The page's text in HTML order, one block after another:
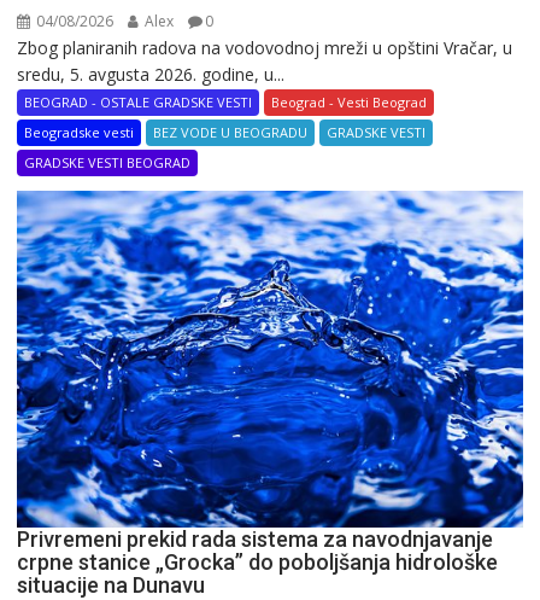
04/08/2026 Alex 0
Zbog planiranih radova na vodovodnoj mreži u opštini Vračar, u
sredu, 5. avgusta 2026. godine, u...
BEOGRAD - OSTALE GRADSKE VESTI
Beograd - Vesti Beograd
Beogradske vesti
BEZ VODE U BEOGRADU
GRADSKE VESTI
GRADSKE VESTI BEOGRAD
Privremeni prekid rada sistema za navodnjavanje
crpne stanice „Grocka” do poboljšanja hidrološke
situacije na Dunavu